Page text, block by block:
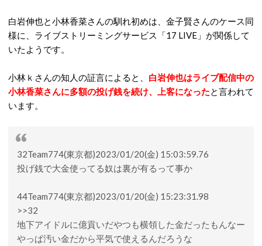
白岩伸也と小林香菜さんの馴れ初めは、金子賢さんのケース同
様に、ライブストリーミングサービス「17 LIVE」が関係して
いたようです。
小林ｋさんの知人の証言によると、 白岩伸也はライブ配信中の
小林香菜さんに多額の投げ銭を続け、上客になったと言われて
います。
32Team774(東京都)2023/01/20(金) 15:03:59.76
投げ銭で大金使ってる奴は裏が有るって事か
44Team774(東京都)2023/01/20(金) 15:23:31.98
>>32
地下アイドルに億貢いだやつも横領した金だったもんなー
やっぱ汚い金だから平気で使えるんだろうな